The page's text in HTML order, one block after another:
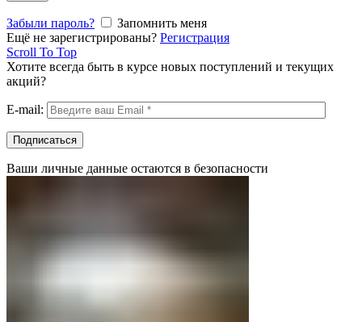
Забыли пароль?
Запомнить меня
Ещё не зарегистрированы? Регистрация
Scroll To Top
Хотите всегда быть в курсе новых поступлений и текущих
акций?
E-mail:
Ваши личные данные остаются в безопасности